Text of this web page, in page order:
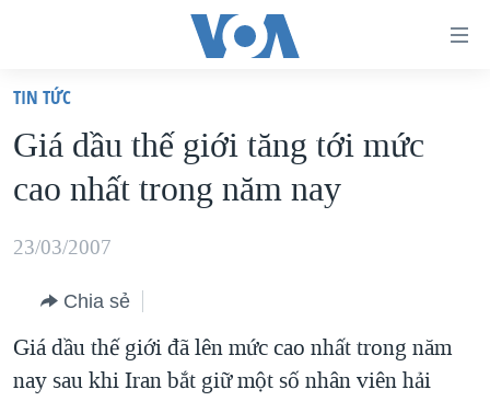
truy
cập
Tới
dung
chính
điều
hướng
VIỆT NAM
HOA KỲ
BIỂN ĐÔNG
BLOG
DIỄN ĐÀN
MỤC
TIN TỨC
Giá dầu thế giới tăng tới mức
cao nhất trong năm nay
23/03/2007
Chia sẻ
Giá dầu thế giới đã lên mức cao nhất trong năm
nay sau khi Iran bắt giữ một số nhân viên hải